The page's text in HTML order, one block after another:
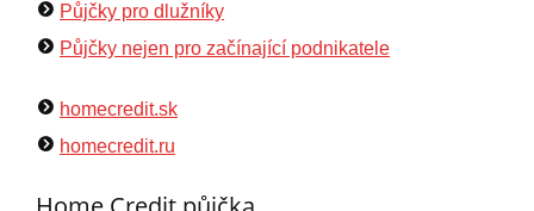
Půjčky pro dlužníky
Půjčky nejen pro začínající podnikatele
homecredit.sk
homecredit.ru